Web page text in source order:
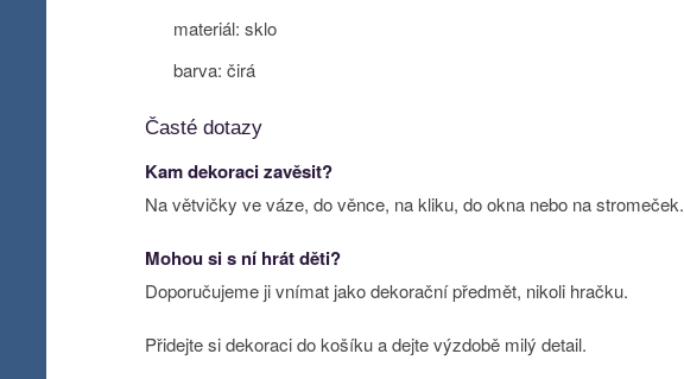
materiál: sklo
barva: čirá
Časté dotazy
Kam dekoraci zavěsit?
Na větvičky ve váze, do věnce, na kliku, do okna nebo na stromeček.
Mohou si s ní hrát děti?
Doporučujeme ji vnímat jako dekorační předmět, nikoli hračku.
Přidejte si dekoraci do košíku a dejte výzdobě milý detail.